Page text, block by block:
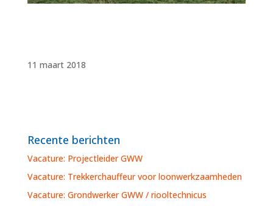
11 maart 2018
Recente berichten
Vacature: Projectleider GWW
Vacature: Trekkerchauffeur voor loonwerkzaamheden
Vacature: Grondwerker GWW / riooltechnicus